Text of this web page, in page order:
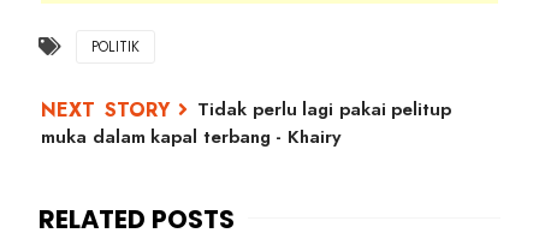
POLITIK
Tidak perlu lagi pakai pelitup
muka dalam kapal terbang - Khairy